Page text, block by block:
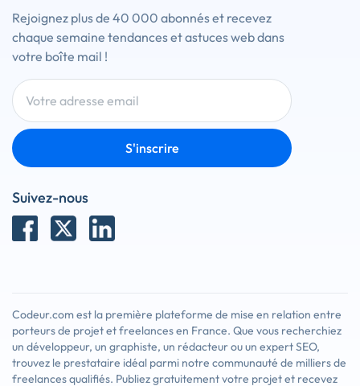
Rejoignez plus de 40 000 abonnés et recevez
chaque semaine tendances et astuces web dans
votre boîte mail !
S'inscrire
Suivez-nous
Codeur.com est la première plateforme de mise en relation entre
porteurs de projet et freelances en France. Que vous recherchiez
un développeur, un graphiste, un rédacteur ou un expert SEO,
trouvez le prestataire idéal parmi notre communauté de milliers de
freelances qualifiés. Publiez gratuitement votre projet et recevez